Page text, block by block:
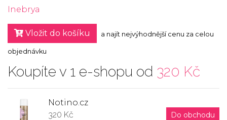
Inebrya
Vložit do košíku a najít nejvýhodnější cenu za celou
objednávku
Koupíte v 1 e-shopu od 320 Kč
Notino.cz
320 Kč
Do obchodu